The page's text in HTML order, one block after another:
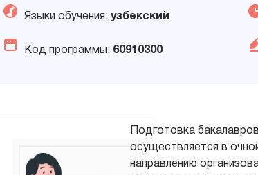
Языки обучения: узбекский
Код программы: 60910300
Подготовка
осуществляется в
направлению